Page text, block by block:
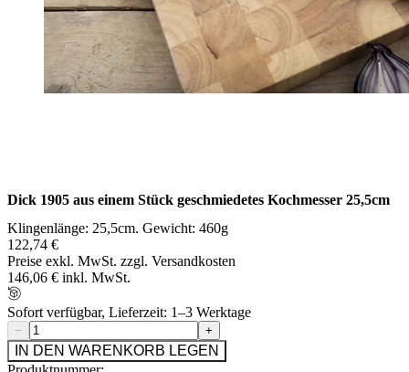
Dick 1905 aus einem Stück geschmiedetes Kochmesser 25,5cm
Klingenlänge: 25,5cm. Gewicht: 460g
122,74 €
Preise exkl. MwSt. zzgl. Versandkosten
146,06 € inkl. MwSt.
Sofort verfügbar, Lieferzeit: 1–3 Werktage
− +
IN DEN WARENKORB LEGEN